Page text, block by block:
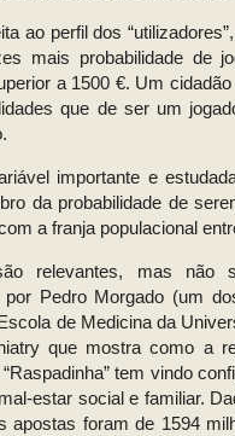
ao perfil dos
mais probabilidade de
a 1500 €. Um
que de ser um
importante e
da probabilidade de
a franja populacional
relevantes, mas não
por Pedro Morgado (um
de Medicina da
que mostra como a
tem vindo
estar social e familiar.
apostas foram de 1594